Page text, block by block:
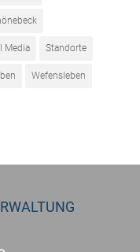
Media Standorte
Wefensleben